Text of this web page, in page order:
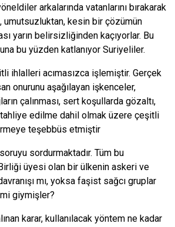
arkalarında vatanlarını bırakarak
umutsuzluktan, kesin bir çözümün
yarın belirsizliğinden kaçıyorlar. Bu
bu yüzden katlanıyor Suriyeliler.
ihlalleri acımasızca işlemiştir. Gerçek
onurunu aşağılayan işkenceler,
çalınması, sert koşullarda gözaltı,
tahliye edilme dahil olmak üzere çeşitli
teşebbüs etmiştir
sordurmaktadır. Tüm bu
üyesi olan bir ülkenin askeri ve
mı, yoksa faşist sağcı gruplar
giymişler?
karar, kullanılacak yöntem ne kadar